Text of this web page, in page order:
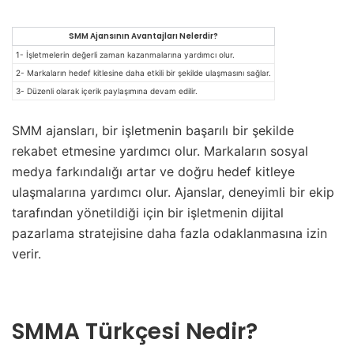
SMM Ajansının Avantajları Nelerdir?
1- İşletmelerin değerli zaman kazanmalarına yardımcı olur.
2- Markaların hedef kitlesine daha etkili bir şekilde ulaşmasını sağlar.
3- Düzenli olarak içerik paylaşımına devam edilir.
SMM ajansları, bir işletmenin başarılı bir şekilde
rekabet etmesine yardımcı olur. Markaların sosyal
medya farkındalığı artar ve doğru hedef kitleye
ulaşmalarına yardımcı olur. Ajanslar, deneyimli bir ekip
tarafından yönetildiği için bir işletmenin dijital
pazarlama stratejisine daha fazla odaklanmasına izin
verir.
SMMA Türkçesi Nedir?